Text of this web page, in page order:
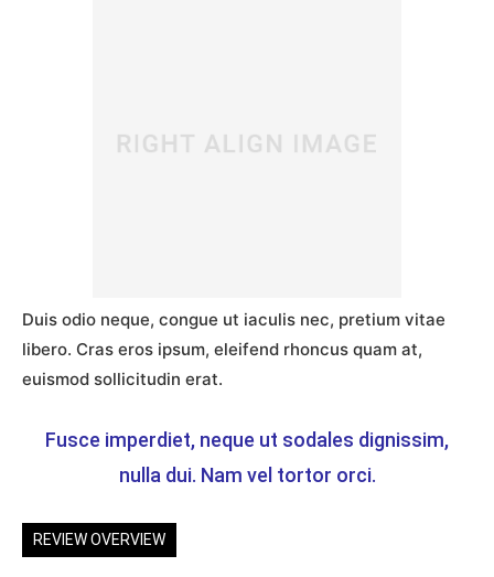
Duis odio neque, congue ut iaculis nec, pretium vitae
libero. Cras eros ipsum, eleifend rhoncus quam at,
euismod sollicitudin erat.
Fusce imperdiet, neque ut sodales dignissim,
nulla dui. Nam vel tortor orci.
REVIEW OVERVIEW